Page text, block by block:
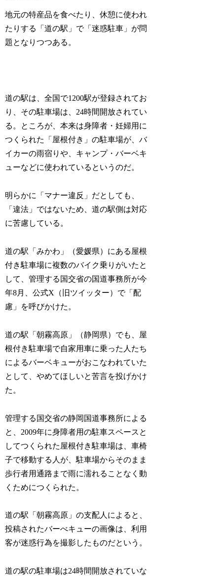
地元の特産品を食べたり、休憩に使われ
たりする「道の駅」で「迷惑駐車」が問
題となりつつある。
道の駅は、全国で1200駅が登録されてお
り、その駐車場は、24時間開放されてい
る。ところが、本来は身障者・妊婦用に
つくられた「屋根付き」の駐車場が、バ
イカーの雨宿りや、キャンプ・バーベキ
ューなどに使われているというのだ。
明らかに「マナー違反」だとしても、
「違法」ではないため、道の駅側は対応
に苦慮している。
道の駅「みかわ」（愛媛県）にある屋根
付き駐車場に複数のバイク乗りがいたと
して、管理する国交省の国道事務所が今
年8月、公式X（旧ツイッター）で「配
慮」を呼びかけた。
道の駅「朝霧高原」（静岡県）でも、屋
根付き駐車場で自家用車に乗った人たち
によるバーベキューがおこなわれていた
として、やめてほしいと苦言を投げかけ
た。
管理する国交省の静岡国道事務所による
と、2009年に身障者用の駐車スペースと
してつくられた屋根付き駐車場は、車椅
子で移動する人が、駐車場からそのまま
歩行者用通路まで雨に濡れることなく動
くためにつくられた。
道の駅「朝霧高原」の支配人によると、
投稿されたバーべキューの画像は、利用
客が迷惑行為を撮影したものだという。
道の駅の駐車場は24時間開放されていな